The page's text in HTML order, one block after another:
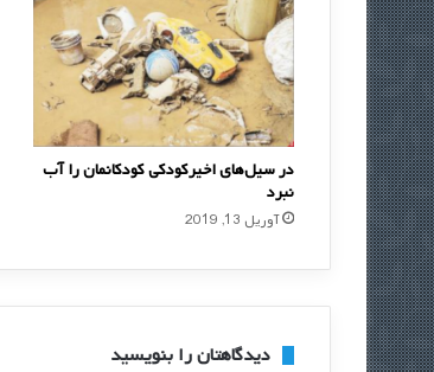
در سیل‌های اخیرکودکی کودکانمان را آب
نبرد
آوریل 13, 2019
دیدگاهتان را بنویسید